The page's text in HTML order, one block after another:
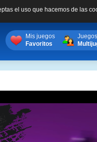
el uso que hacemos de las
Mis juegos
Favoritos
Juegos